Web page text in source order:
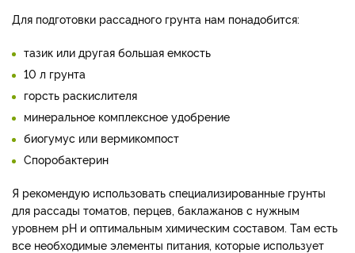
Для подготовки рассадного грунта нам понадобится:
тазик или другая большая емкость
10 л грунта
горсть раскислителя
минеральное комплексное удобрение
биогумус или вермикомпост
Споробактерин
Я рекомендую использовать специализированные грунты
для рассады томатов, перцев, баклажанов с нужным
уровнем рН и оптимальным химическим составом. Там есть
все необходимые элементы питания, которые использует